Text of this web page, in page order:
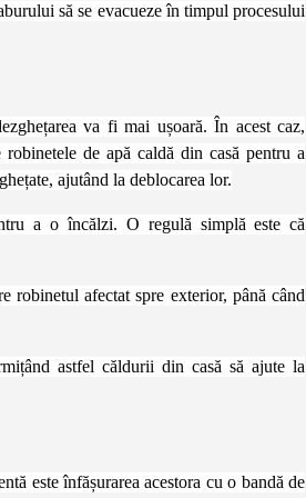
să se evacueze în timpul procesului
va fi mai ușoară. În acest caz,
de apă caldă din casă pentru a
ajutând la deblocarea lor.
a o încălzi. O regulă simplă este că
robinetul afectat spre exterior, până când
astfel căldurii din casă să ajute la
este înfășurarea acestora cu o bandă de